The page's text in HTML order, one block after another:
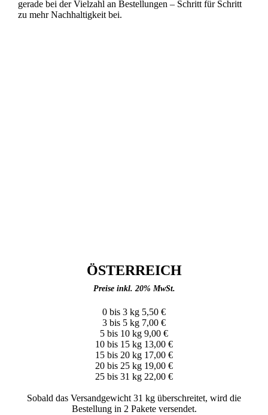
gerade bei der Vielzahl an Bestellungen – Schritt für Schritt
zu mehr Nachhaltigkeit bei.
ÖSTERREICH
Preise inkl. 20% MwSt.
0 bis 3 kg 5,50 €
3 bis 5 kg 7,00 €
5 bis 10 kg 9,00 €
10 bis 15 kg 13,00 €
15 bis 20 kg 17,00 €
20 bis 25 kg 19,00 €
25 bis 31 kg 22,00 €
Sobald das Versandgewicht 31 kg überschreitet, wird die
Bestellung in 2 Pakete versendet.